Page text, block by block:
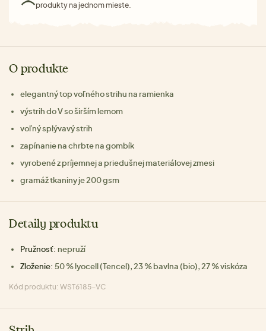
produkty na jednom mieste.
O produkte
elegantný top voľného strihu na ramienka
výstrih do V so širším lemom
voľný splývavý strih
zapínanie na chrbte na gombík
vyrobené z príjemnej a priedušnej materiálovej zmesi
gramáž tkaniny je 200 gsm
Detaily produktu
Pružnosť: nepruží
Zloženie: 50 % lyocell (Tencel), 23 % bavlna (bio), 27 % viskóza
Kód produktu: WST6185-VC